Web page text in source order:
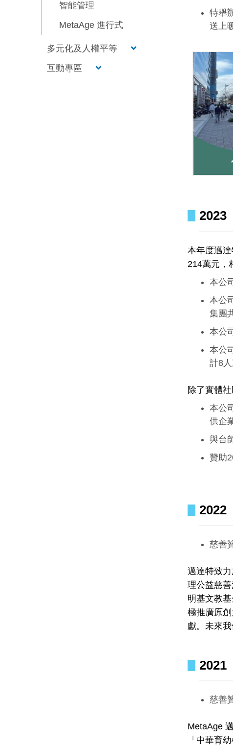
智能管理
MetaAge 進行式
多元化及人權平等
互動專區
特舉
送上
2023
本年度邁
214萬元，
本公
本公
集團
本公
本公
計8人
除了實體
本公
供企
與台
贊助
2022
慈善
邁達特致
理公益慈善
明基文教
極推廣原
獻。未來
2021
慈善
MetaAge
「中華育